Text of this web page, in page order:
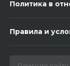
Политика в
Правила и